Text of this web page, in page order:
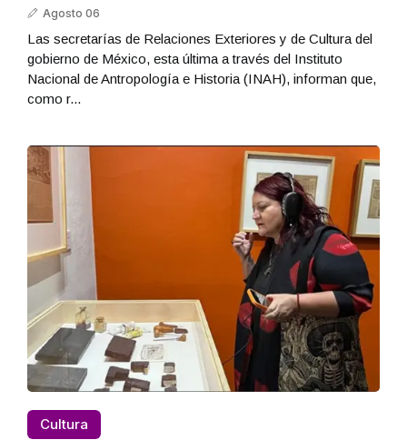
Agosto 06
Las secretarías de Relaciones Exteriores y de Cultura del
gobierno de México, esta última a través del Instituto
Nacional de Antropología e Historia (INAH), informan que,
como r...
Cultura